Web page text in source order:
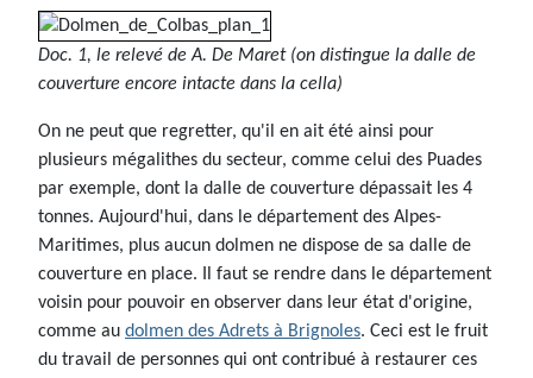
Doc. 1, le relevé de A. De Maret (on distingue la dalle de
couverture encore intacte dans la cella)
On ne peut que regretter, qu'il en ait été ainsi pour
plusieurs mégalithes du secteur, comme celui des Puades
par exemple, dont la dalle de couverture dépassait les 4
tonnes. Aujourd'hui, dans le département des Alpes-
Maritimes, plus aucun dolmen ne dispose de sa dalle de
couverture en place. Il faut se rendre dans le département
voisin pour pouvoir en observer dans leur état d'origine,
comme au dolmen des Adrets à Brignoles. Ceci est le fruit
du travail de personnes qui ont contribué à restaurer ces